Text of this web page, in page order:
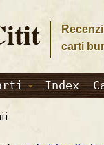
carti
Index